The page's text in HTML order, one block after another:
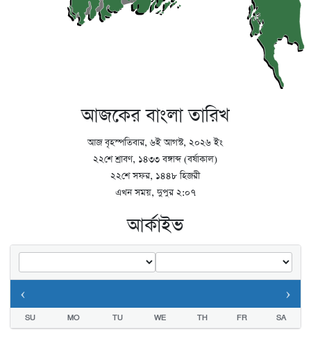
আজকের বাংলা তারিখ
আজ বৃহস্পতিবার, ৬ই আগস্ট, ২০২৬ ইং
২২শে শ্রাবণ, ১৪৩৩ বঙ্গাব্দ (বর্ষাকাল)
২২শে সফর, ১৪৪৮ হিজরী
এখন সময়, দুপুর ২:০৭
আর্কাইভ
‹ ›
SU MO TU WE TH FR SA